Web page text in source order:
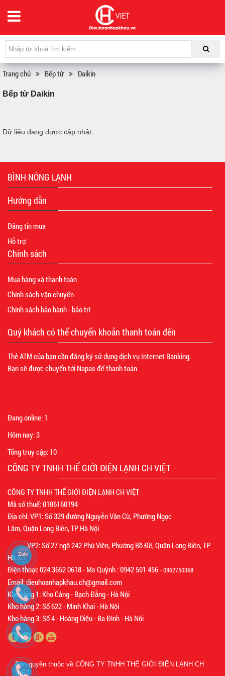
Trang chủ Bếp từ Daikin
Bếp từ Daikin
Dữ liệu đang được cập nhật ...
BÌNH NÓNG LẠNH
Hướng dẫn
Đăng tin mua
Hỗ trợ
Chính sách
Mua hàng và thanh toán
Chính sách vận chuyển
Chính sách bảo hành - bảo trì
Quý khách có thể chuyển khoản thanh toán đến
Thẻ ATM của bạn cần đăng ký sử dụng dịch vụ Internet Banking.
Bạn sẽ được chuyển tới Napas để thanh toán
Đang online: 1
Hôm nay:3
Tổng truy cập: 10
CÔNG TY TNHH THẾ GIỚI ĐIỆN LẠNH CH VIỆT
CÔNG TY TNHH THẾ GIỚI ĐIỆN LẠNH CH VIỆT
Mã số thuế: 0106160194
Địa chỉ: VP1: Số 329 đường Nguyễn Văn Cừ, Phường Ngọc
Lâm, Quận Long Biên, TP Hà Nội
VP2: Số 27 ngõ 242 Phú Viên, Phường Bồ Đề, Quận Long Biên, TP
Hà Nội
Điện thoại: 024 3652 0618 - Ms Quỳnh : 0942 501 456 -0962750368
Email: dieuhoanhapkhau.ch@gmail.com
Kho hàng 1: Kho Cảng - Bạch Đằng - Hà Nội
Kho hàng 2: Số 622 - Minh Khai - Hà Nội
Kho hàng 3: Số 4 - Hoàng Diệu - Ba Đình - Hà Nội
Bản quyền thuộc về CÔNG TY TNHH THẾ GIỚI ĐIỆN LẠNH CH
VIỆT